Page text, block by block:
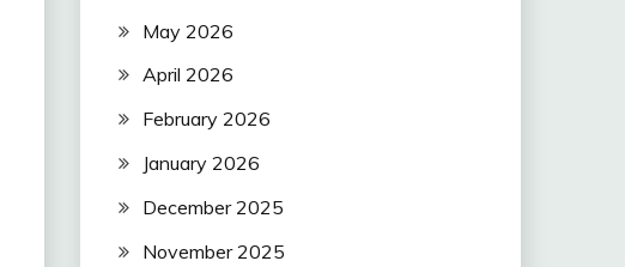
May 2026
April 2026
February 2026
January 2026
December 2025
November 2025